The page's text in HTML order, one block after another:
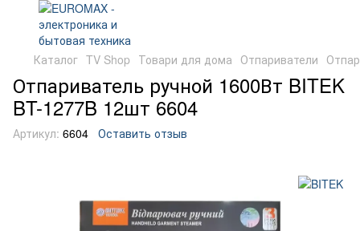
Каталог TV Shop Товари для дома Отпариватели
Отпариватель ручной 1600Вт BITEK
BT-1277B 12шт 6604
Артикул: 6604 Оставить отзыв